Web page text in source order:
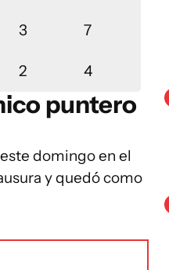
3 7
2 4
puntero
domingo en el
y quedó como